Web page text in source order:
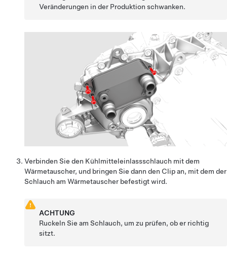
Veränderungen in der Produktion schwanken.
Verbinden Sie den Kühlmitteleinlassschlauch mit dem
Wärmetauscher, und bringen Sie dann den Clip an, mit dem der
Schlauch am Wärmetauscher befestigt wird.
ACHTUNG
Ruckeln Sie am Schlauch, um zu prüfen, ob er richtig
sitzt.